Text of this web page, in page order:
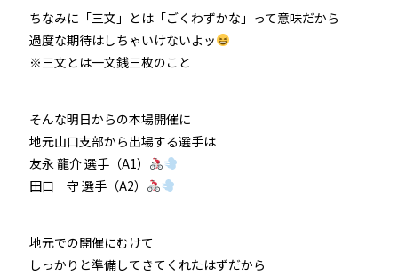
ちなみに「三文」とは「ごくわずかな」って意味だから
過度な期待はしちゃいけないよッ
※三文とは一文銭三枚のこと
そんな明日からの本場開催に
地元山口支部から出場する選手は
友永 龍介 選手（A1）
田口 守 選手（A2）
地元での開催にむけて
しっかりと準備してきてくれたはずだから